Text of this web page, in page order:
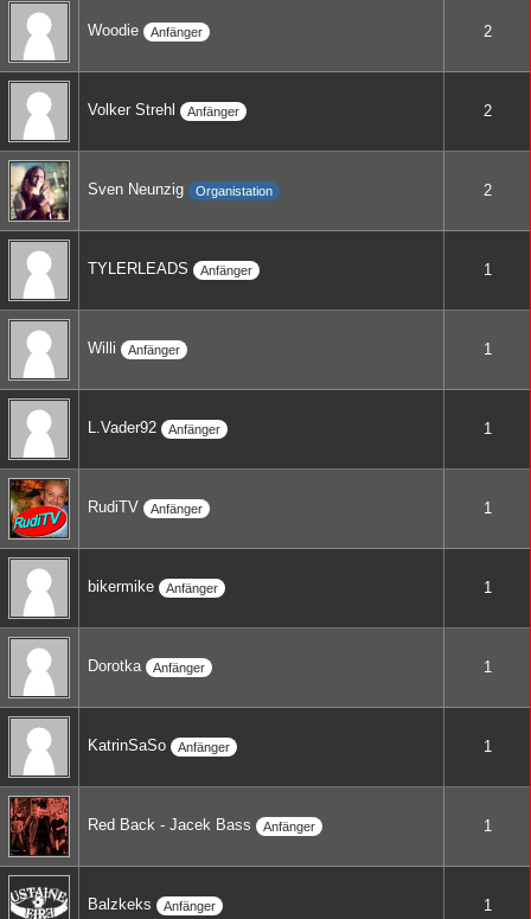
Woodie Anfänger 2
Volker Strehl Anfänger 2
Sven Neunzig Organistation 2
TYLERLEADS Anfänger 1
Willi Anfänger 1
L.Vader92 Anfänger 1
RudiTV Anfänger 1
bikermike Anfänger 1
Dorotka Anfänger 1
KatrinSaSo Anfänger 1
Red Back - Jacek Bass Anfänger 1
Balzkeks Anfänger 1